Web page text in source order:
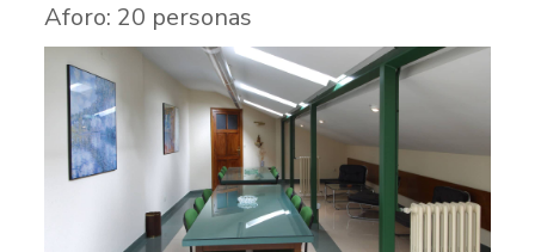
Aforo: 20 personas